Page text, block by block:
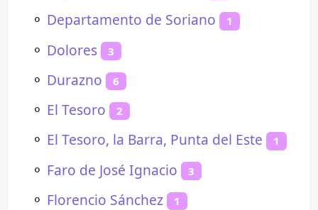
⚬ Departamento de Soriano 1
⚬ Dolores 3
⚬ Durazno 6
⚬ El Tesoro 2
⚬ El Tesoro, la Barra, Punta del Este 1
⚬ Faro de José Ignacio 3
⚬ Florencio Sánchez 1